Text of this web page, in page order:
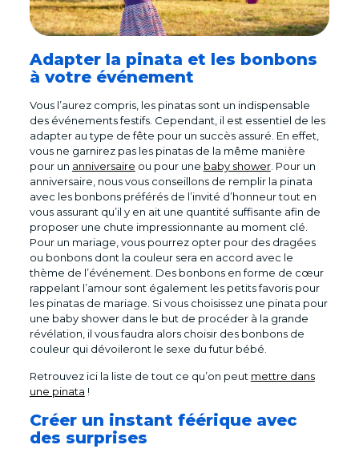
Adapter la pinata et les bonbons
à votre événement
Vous l’aurez compris, les pinatas sont un indispensable
des événements festifs. Cependant, il est essentiel de les
adapter au type de fête pour un succès assuré. En effet,
vous ne garnirez pas les pinatas de la même manière
pour un anniversaire ou pour une baby shower. Pour un
anniversaire, nous vous conseillons de remplir la pinata
avec les bonbons préférés de l’invité d’honneur tout en
vous assurant qu’il y en ait une quantité suffisante afin de
proposer une chute impressionnante au moment clé.
Pour un mariage, vous pourrez opter pour des dragées
ou bonbons dont la couleur sera en accord avec le
thème de l’événement. Des bonbons en forme de cœur
rappelant l’amour sont également les petits favoris pour
les pinatas de mariage. Si vous choisissez une pinata pour
une baby shower dans le but de procéder à la grande
révélation, il vous faudra alors choisir des bonbons de
couleur qui dévoileront le sexe du futur bébé.
Retrouvez ici la liste de tout ce qu’on peut mettre dans
une pinata !
Créer un instant féérique avec
des surprises